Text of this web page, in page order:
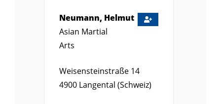
Neumann, Helmut
Asian Martial
Arts
Weisensteinstraße 14
4900 Langental (Schweiz)